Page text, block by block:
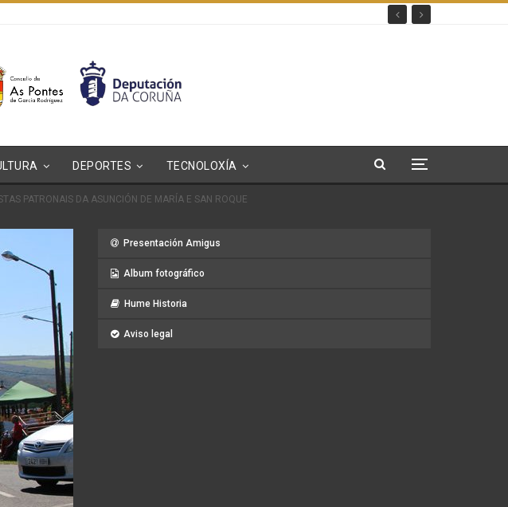
DEPORTES TECNOLOXÍA
PATRONAIS DA ASUNCIÓN DE MARÍA E SAN ROQUE
Presentación Amigus
Album fotográfico
Hume Historia
Aviso legal